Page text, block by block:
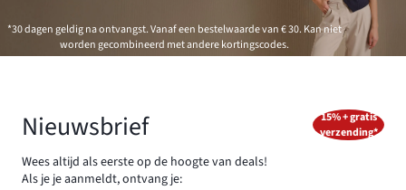
*30 dagen geldig na ontvangst. Vanaf een bestelwaarde van € 30. Kan niet
worden gecombineerd met andere kortingscodes.
Nieuwsbrief
Wees altijd als eerste op de hoogte van deals!
Als je je aanmeldt, ontvang je:
15% + gratis
verzending*